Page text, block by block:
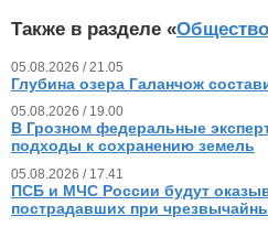
Также в разделе «Общество
05.08.2026 / 21.05
Глубина озера Галанчож
05.08.2026 / 19.00
В Грозном федеральные
подходы к сохранению земель
05.08.2026 / 17.41
ПСБ и МЧС России будут
пострадавших при